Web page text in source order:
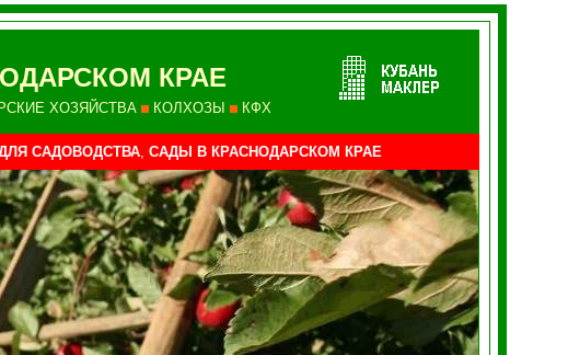
КРАЕ
ХОЗЯЙСТВА КОЛХОЗЫ КФХ
САДОВОДСТВА, САДЫ В КРАСНОДАРСКОМ КРАЕ